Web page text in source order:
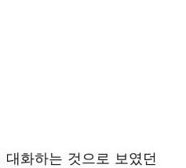
대화하는 것으로 보였던